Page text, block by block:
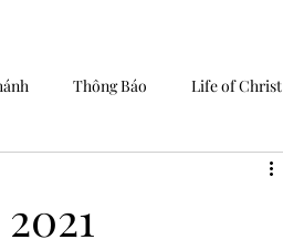
Thông Báo Life of Christ